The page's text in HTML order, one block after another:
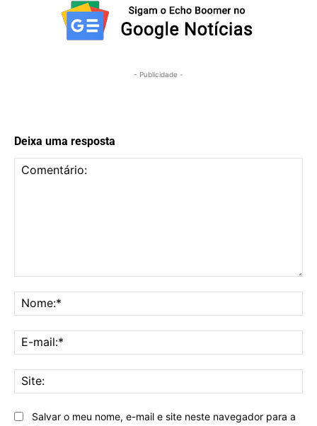
- Publicidade -
Deixa uma resposta
Salvar o meu nome, e-mail e site neste navegador para a